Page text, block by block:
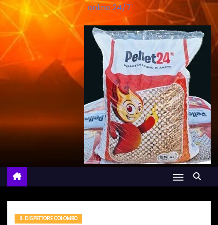
online 24/7
IL DISPETTORE COLOMBO